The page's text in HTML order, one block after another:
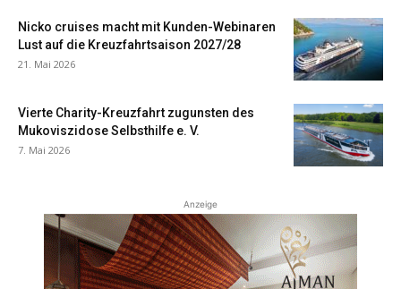
Nicko cruises macht mit Kunden-Webinaren
Lust auf die Kreuzfahrtsaison 2027/28
21. Mai 2026
Vierte Charity-Kreuzfahrt zugunsten des
Mukoviszidose Selbsthilfe e. V.
7. Mai 2026
Anzeige